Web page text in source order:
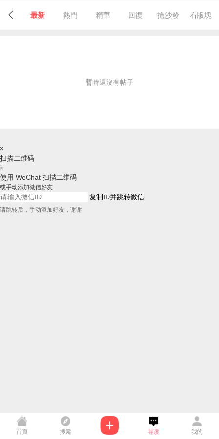
最新 熱門 精華 回復 搶沙發 看版塊
暫時還沒有帖子
×
扫描二维码
×
使用 WeChat 扫描二维码
或手动添加微信好友
复制ID并跳转微信
请跳转后，手动添加好友，谢谢
首頁 搜索 导读 我的